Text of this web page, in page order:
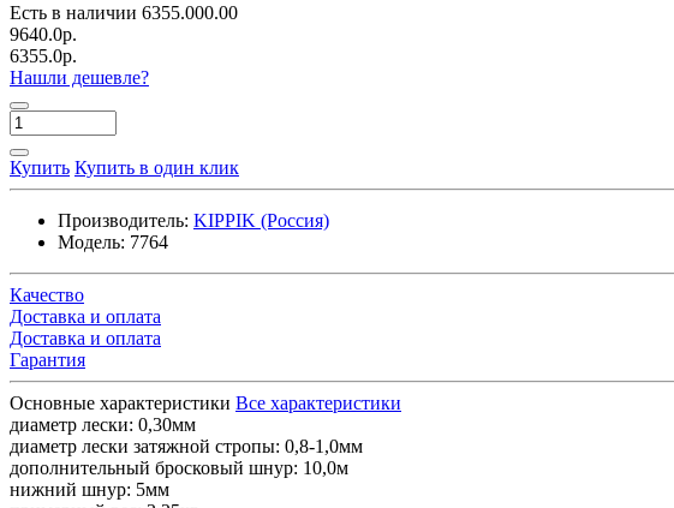
Есть в наличии 6355.000.00
9640.0р.
6355.0р.
Нашли дешевле?
Купить Купить в один клик
Производитель: KIPPIK (Россия)
Модель: 7764
Качество
Доставка и оплата
Доставка и оплата
Гарантия
Основные характеристики Все характеристики
диаметр лески: 0,30мм
диаметр лески затяжной стропы: 0,8-1,0мм
дополнительный бросковый шнур: 10,0м
нижний шнур: 5мм